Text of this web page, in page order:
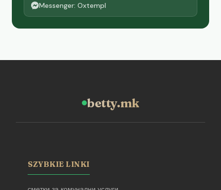
Messenger: Oxtempl
betty.mk
SZYBKIE LINKI